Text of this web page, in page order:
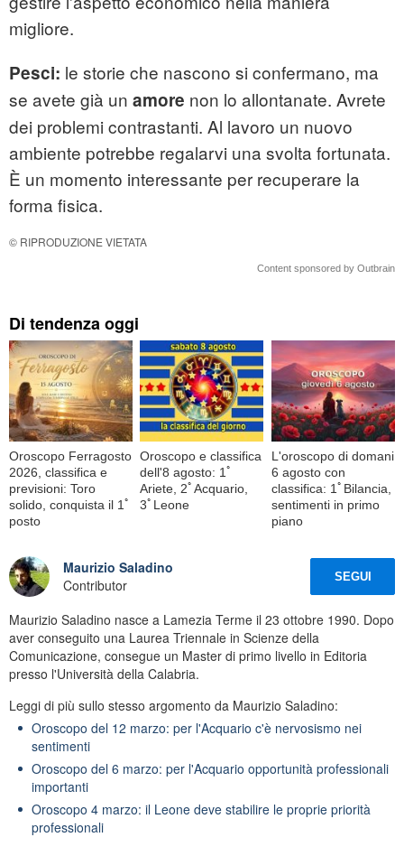
migliore.
Pesci: le storie che nascono si confermano, ma
se avete già un amore non lo allontanate. Avrete
dei problemi contrastanti. Al lavoro un nuovo
ambiente potrebbe regalarvi una svolta fortunata.
È un momento interessante per recuperare la
forma fisica.
© RIPRODUZIONE VIETATA
Content sponsored by Outbrain
Di tendenza oggi
Oroscopo Ferragosto
2026, classifica e
previsioni: Toro
solido, conquista il 1ﾟ
posto
Oroscopo e classifica
dell'8 agosto: 1ﾟ
Ariete, 2ﾟAcquario,
3ﾟLeone
L'oroscopo di domani
6 agosto con
classifica: 1ﾟBilancia,
sentimenti in primo
piano
Maurizio Saladino
Contributor
SEGUI
Maurizio Saladino nasce a Lamezia Terme il 23 ottobre 1990. Dopo
aver conseguito una Laurea Triennale in Scienze della
Comunicazione, consegue un Master di primo livello in Editoria
presso l'Università della Calabria.
Leggi di più sullo stesso argomento da Maurizio Saladino:
Oroscopo del 12 marzo: per l'Acquario c'è nervosismo nei
sentimenti
Oroscopo del 6 marzo: per l'Acquario opportunità professionali
importanti
Oroscopo 4 marzo: il Leone deve stabilire le proprie priorità
professionali